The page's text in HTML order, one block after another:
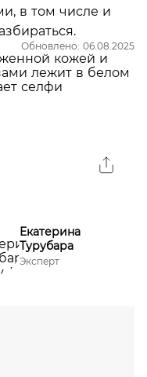
Обновлено: 06.08.2025
в том числе и
Екатерина
Турубара
Эксперт